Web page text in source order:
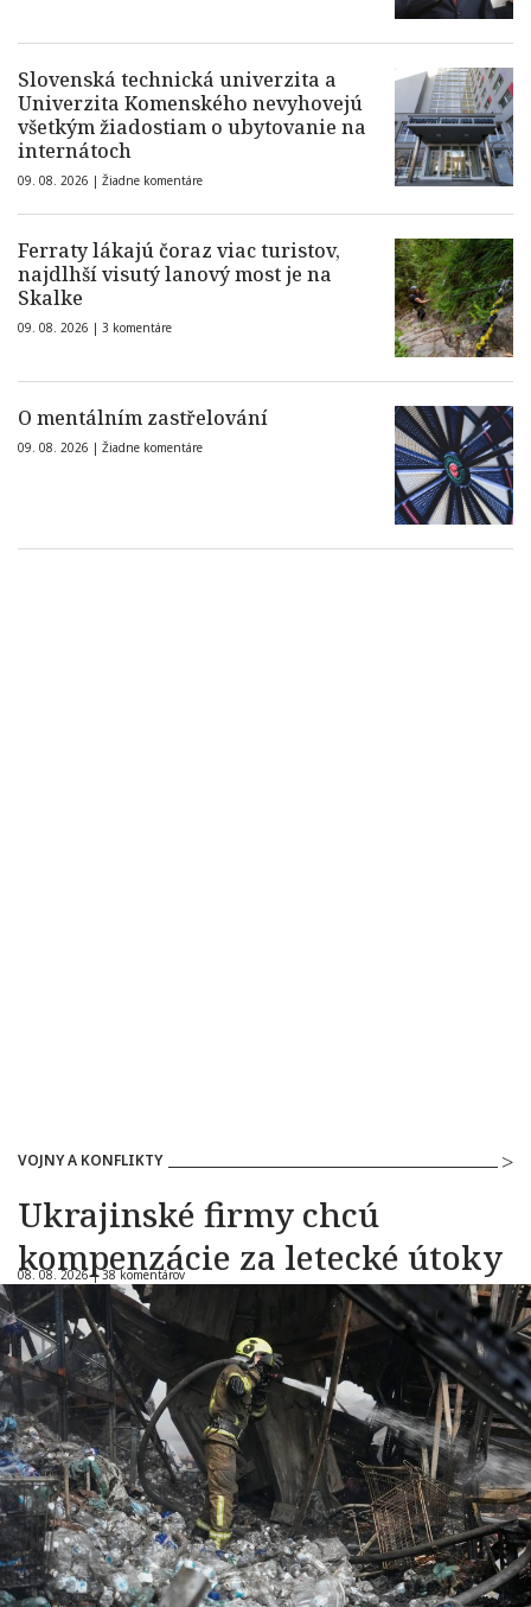
Slovenská technická univerzita a
Univerzita Komenského nevyhovejú
všetkým žiadostiam o ubytovanie na
internátoch
09. 08. 2026 | Žiadne komentáre
Ferraty lákajú čoraz viac turistov,
najdlhší visutý lanový most je na
Skalke
09. 08. 2026 | 3 komentáre
O mentálním zastřelování
09. 08. 2026 | Žiadne komentáre
VOJNY A KONFLIKTY
Ukrajinské firmy chcú
kompenzácie za letecké útoky
08. 08. 2026 |38 komentárov